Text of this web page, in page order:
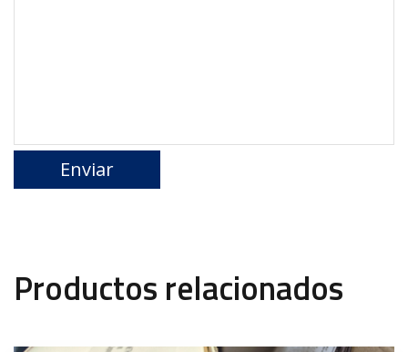
Productos relacionados